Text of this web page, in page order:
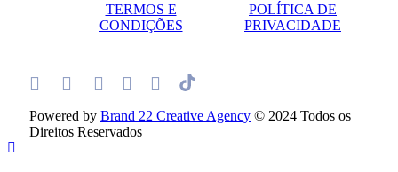
TERMOS E
CONDIÇÕES
POLÍTICA DE
PRIVACIDADE
Powered by Brand 22 Creative Agency © 2024 Todos os
Direitos Reservados